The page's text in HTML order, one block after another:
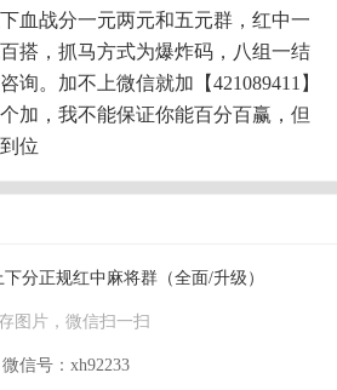
血战分一元两元和五元群，红中一
搭，抓马方式为爆炸码，八组一结
询。加不上微信就加【421089411】
加，我不能保证你能百分百赢，但
位
图片，微信扫一扫
微信号：xh92233